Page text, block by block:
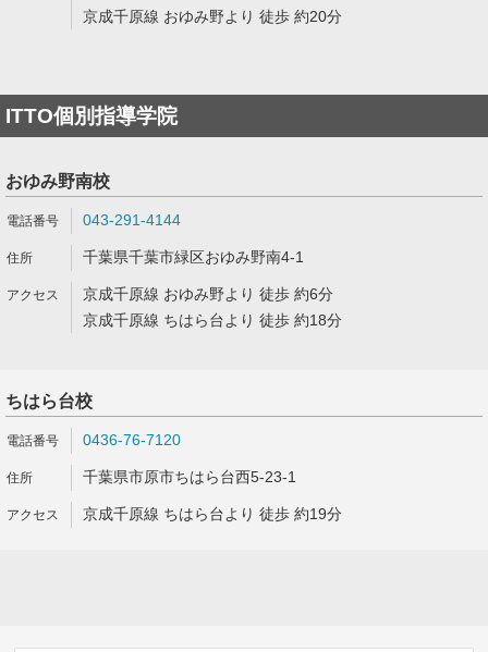
京成千原線 おゆみ野より 徒歩 約20分
ITTO個別指導学院
おゆみ野南校
043-291-4144
千葉県千葉市緑区おゆみ野南4-1
京成千原線 おゆみ野より 徒歩 約6分
京成千原線 ちはら台より 徒歩 約18分
ちはら台校
0436-76-7120
千葉県市原市ちはら台西5-23-1
京成千原線 ちはら台より 徒歩 約19分